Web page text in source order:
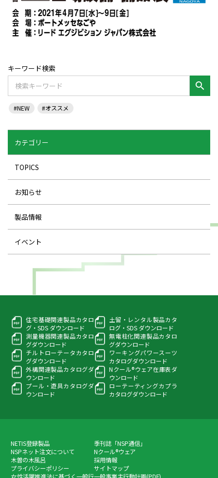
キーワード検索
search
#NEW #オススメ
カテゴリー
TOPICS
お知らせ
製品情報
イベント
住宅基礎関連製品カタロ
グ・SDS ダウンロード
土留・レンタル製品カタ
ログ・ SDS ダウンロード
測量機器関連製品カタロ
グダウンロード
無電柱化関連製品カタロ
グダウンロード
チルトローテータカタロ
グダウンロード
ワーキングパワースーツ
カタログダウンロード
外構関連製品カタログダ
ウンロード
Nクール®ウェア在庫表ダ
ウンロード
プール・遊具カタログダ
ウンロード
ローテーティングカプラ
カタログダウンロード
NETIS登録製品
季刊誌「NSP通信」
NSPネット注文について
Nクール®ウェア
木曽の木風呂
採用情報
プライバシーポリシー
サイトマップ